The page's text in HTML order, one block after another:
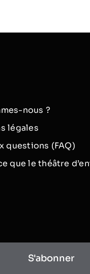
nous ?
légales
questions (FAQ)
que le théâtre
S'abonner